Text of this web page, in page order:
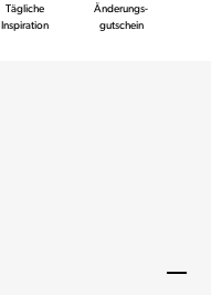
Tägliche
Inspiration
Änderungs-
gutschein